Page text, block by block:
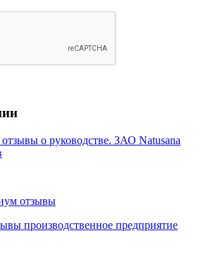
о руководстве. ЗАО Natusana
отзывы
производственное предприятие